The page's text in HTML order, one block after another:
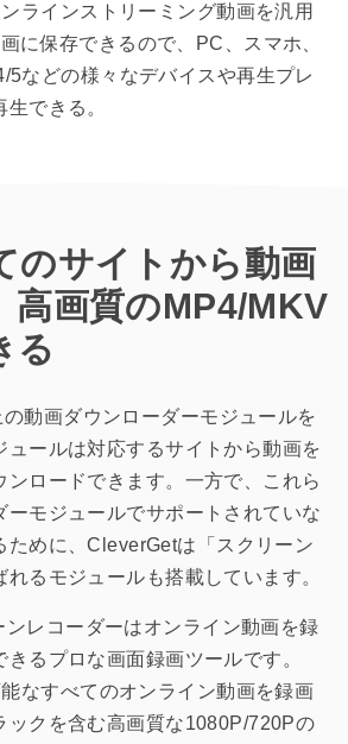
ラインストリーミング動画を汎用
に保存できるので、PC、スマホ、
5などの様々なデバイスや再生プレ
できる。
のサイトから動画
高画質のMP4/MKV
る
動画ダウンローダーモジュールを
ュールは対応するサイトから動画を
ンロードできます。一方で、これら
ーモジュールでサポートされていな
ために、CleverGetは「スクリーン
れるモジュールも搭載しています。
レコーダーはオンライン動画を録
るプロな画面録画ツールです。
なすべてのオンライン動画を録画
ックを含む高画質な1080P/720Pの